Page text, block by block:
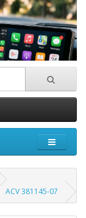
ACV 381145-07